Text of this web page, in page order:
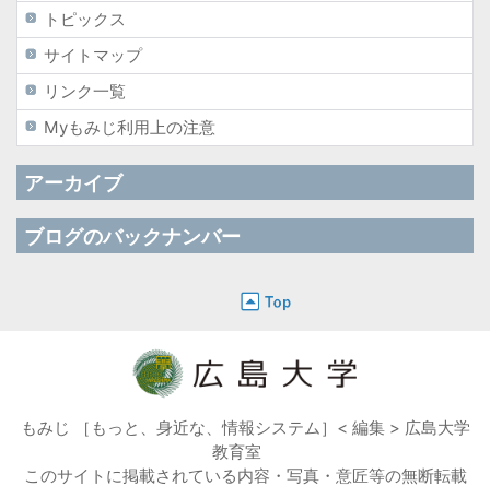
トピックス
サイトマップ
リンク一覧
Myもみじ利用上の注意
アーカイブ
ブログのバックナンバー
もみじ ［もっと、身近な、情報システム］< 編集 > 広島大学
教育室
このサイトに掲載されている内容・写真・意匠等の無断転載